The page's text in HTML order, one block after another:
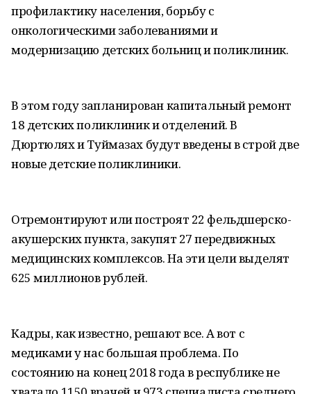
профилактику населения, борьбу с
онкологическими заболеваниями и
модернизацию детских больниц и поликлиник.
В этом году запланирован капитальный ремонт
18 детских поликлиник и отделений. В
Дюртюлях и Туймазах будут введены в строй две
новые детские поликлиники.
Отремонтируют или построят 22 фельдшерско-
акушерских пункта, закупят 27 передвижных
медицинских комплексов. На эти цели выделят
625 миллионов рублей.
Кадры, как известно, решают все. А вот с
медиками у нас большая проблема. По
состоянию на конец 2018 года в республике не